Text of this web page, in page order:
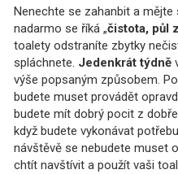
Nenechte se zahanbit a
nadarmo se říká „čistota, půl
toalety odstraníte zbytky
spláchnete. Jedenkrát týdně
výše popsaným způsobem.
budete muset provádět
budete mít dobrý pocit z
když budete vykonávat
návštěvě se nebudete muset
chtít navštívit a použít vaši